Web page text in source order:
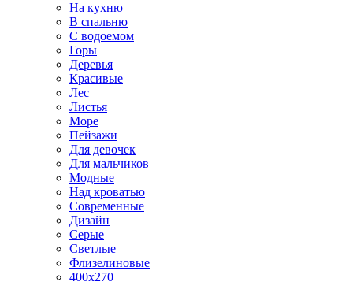
На кухню
В спальню
С водоемом
Горы
Деревья
Красивые
Лес
Листья
Море
Пейзажи
Для девочек
Для мальчиков
Модные
Над кроватью
Современные
Дизайн
Серые
Светлые
Флизелиновые
400х270